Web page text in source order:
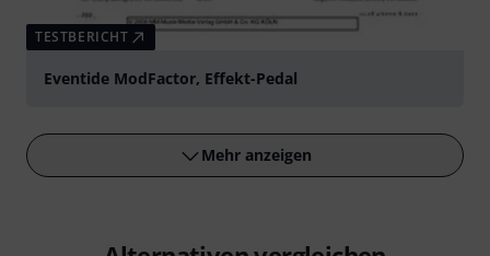
TESTBERICHT
Eventide ModFactor, Effekt-Pedal
Mehr anzeigen